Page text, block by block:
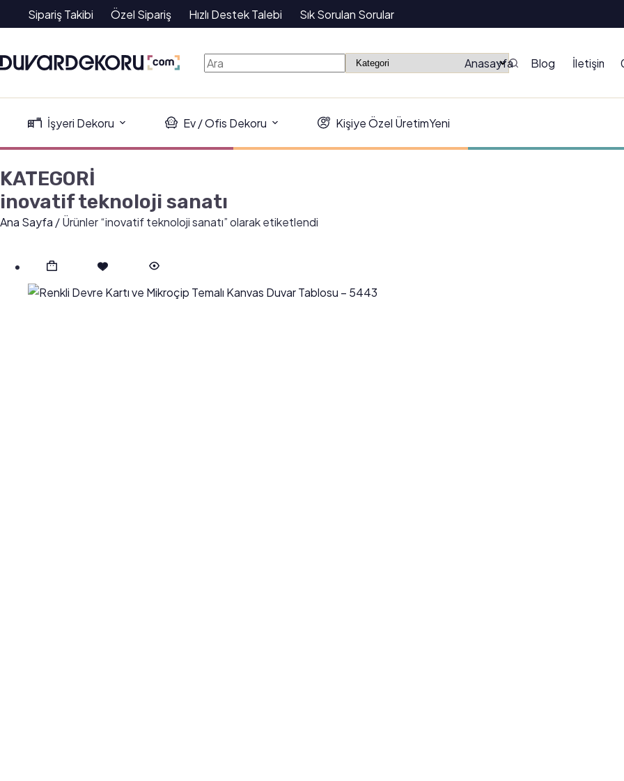
Sipariş Takibi Özel Sipariş Hızlı Destek Talebi Sık Sorulan Sorular
Anasayfa Blog İletişim
İşyeri Dekoru Ev / Ofis Dekoru Kişiye Özel ÜretimYeni
KATEGORİ
inovatif teknoloji sanatı
Ana Sayfa / Ürünler “inovatif teknoloji sanatı” olarak etiketlendi